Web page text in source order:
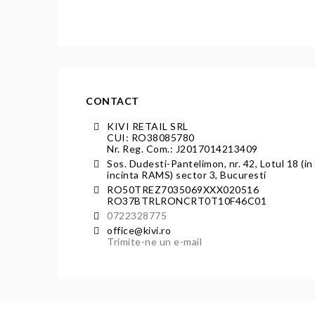
CONTACT
KIVI RETAIL SRL
CUI: RO38085780
Nr. Reg. Com.: J2017014213409
Sos. Dudesti-Pantelimon, nr. 42, Lotul 18 (in
incinta RAMS) sector 3, Bucuresti
RO50TREZ7035069XXX020516
RO37BTRLRONCRT0T10F46C01
0722328775
office@kivi.ro
Trimite-ne un e-mail